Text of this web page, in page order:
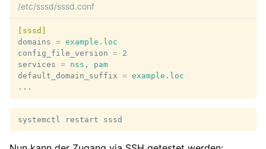
/etc/sssd/sssd.conf
[sssd]
domains = example.loc
config_file_version = 2
services = nss, pam
default_domain_suffix = example.loc
...
systemctl restart